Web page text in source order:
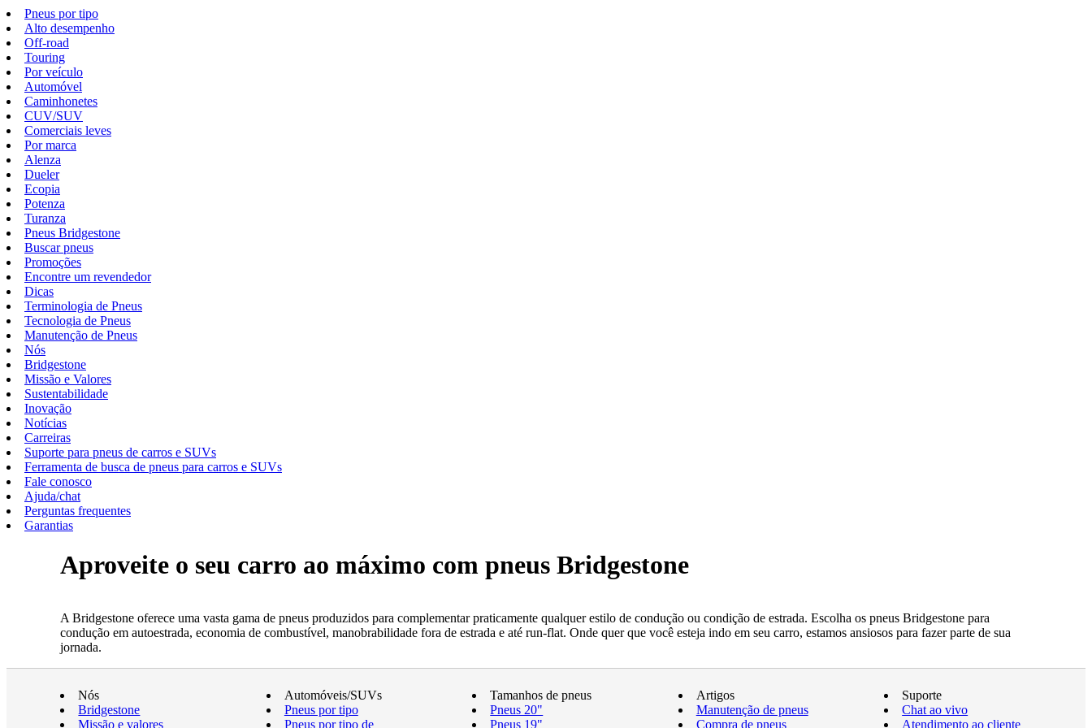
Pneus por tipo
Alto desempenho
Off-road
Touring
Por veículo
Automóvel
Caminhonetes
CUV/SUV
Comerciais leves
Por marca
Alenza
Dueler
Ecopia
Potenza
Turanza
Pneus Bridgestone
Buscar pneus
Promoções
Encontre um revendedor
Dicas
Terminologia de Pneus
Tecnologia de Pneus
Manutenção de Pneus
Nós
Bridgestone
Missão e Valores
Sustentabilidade
Inovação
Notícias
Carreiras
Suporte para pneus de carros e SUVs
Ferramenta de busca de pneus para carros e SUVs
Fale conosco
Ajuda/chat
Perguntas frequentes
Garantias
Aproveite o seu carro ao máximo com pneus Bridgestone
A Bridgestone oferece uma vasta gama de pneus produzidos para complementar praticamente qualquer estilo de condução ou condição de estrada. Escolha os pneus Bridgestone para
condução em autoestrada, economia de combustível, manobrabilidade fora de estrada e até run-flat. Onde quer que você esteja indo em seu carro, estamos ansiosos para fazer parte de sua
jornada.
Nós
Bridgestone
Missão e valores
Automóveis/SUVs
Pneus por tipo
Pneus por tipo de
Tamanhos de pneus
Pneus 20"
Pneus 19"
Artigos
Manutenção de pneus
Compra de pneus
Suporte
Chat ao vivo
Atendimento ao cliente